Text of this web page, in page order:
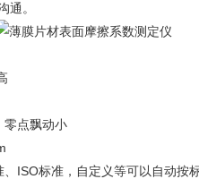
通。
零点飘动小
ISO标准，自定义等可以自动按